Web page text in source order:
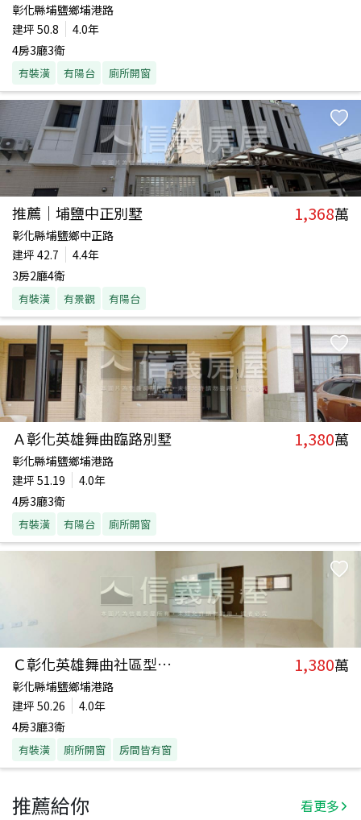
彰化縣埔鹽鄉埔港路
建坪 50.8
4.0年
4房3廳3衛
有裝潢 有陽台 廁所開窗
推薦｜埔鹽中正別墅 1,368萬
彰化縣埔鹽鄉中正路
建坪 42.7
4.4年
3房2廳4衛
有裝潢 有景觀 有陽台
Ａ彰化英雄舞曲臨路別墅 1,380萬
彰化縣埔鹽鄉埔港路
建坪 51.19
4.0年
4房3廳3衛
有裝潢 有陽台 廁所開窗
Ｃ彰化英雄舞曲社區型別墅 1,380萬
彰化縣埔鹽鄉埔港路
建坪 50.26
4.0年
4房3廳3衛
有裝潢 廁所開窗 房間皆有窗
推薦給你 看更多